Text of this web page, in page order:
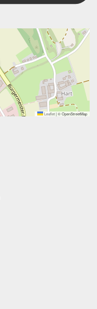
Leaflet|© OpenStreetMap